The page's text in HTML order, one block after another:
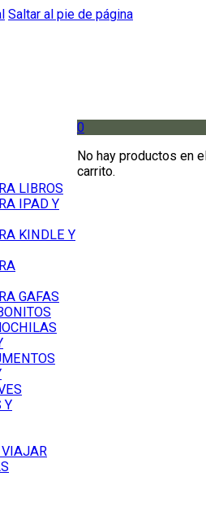
Saltar al pie de página
LIBROS
IPAD Y
KINDLE Y
GAFAS
Y
VIAJAR
0
No hay productos en
carrito.